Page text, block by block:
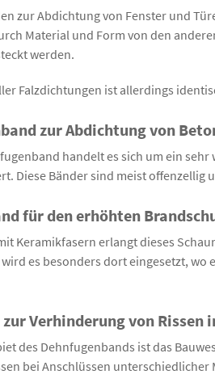
zur Abdichtung von Fenster und
Material und Form von den
werden.
Falzdichtungen ist allerdings
zur Abdichtung von
handelt es sich um ein
Diese Bänder sind meist
für den erhöhten
Keramikfasern erlangt dieses
wird es besonders dort eingesetzt,
Verhinderung von Rissen
des Dehnfugenbands ist das
bei Anschlüssen unterschiedlicher